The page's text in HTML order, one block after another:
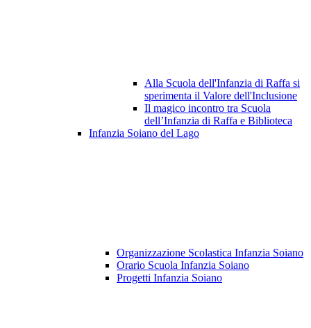
Alla Scuola dell'Infanzia di Raffa si
sperimenta il Valore dell'Inclusione
Il magico incontro tra Scuola
dell’Infanzia di Raffa e Biblioteca
Infanzia Soiano del Lago
Organizzazione Scolastica Infanzia Soiano
Orario Scuola Infanzia Soiano
Progetti Infanzia Soiano